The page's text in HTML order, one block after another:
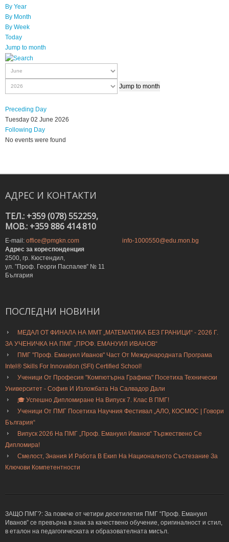
By Year
By Month
By Week
Today
Jump to month
Jump to month
Preceding Day
Tuesday 02 June 2026
Following Day
No events were found
АДРЕС И КОНТАКТИ
ТЕЛ.: +359 (078) 552259,
MOB.: +359 886 414 810
E-mail: office@pmgkn.com
info-1000550@edu.mon.bg
Адрес за кореспонденция
2500, гр. Кюстендил,
ул. ”Проф. Георги Паспалев” № 11
България
ПОСЛЕДНИ НОВИНИ
МЕДАЛ ОТ ФИНАЛА НА ММТ „МАТЕМАТИКА БЕЗ ГРАНИЦИ“ - 2026 Г.
ЗА УЧЕНИЧКА НА ПМГ „ПРОФ. ЕМАНУИЛ ИВАНОВ“
ПМГ "Проф. Емануил Иванов" Част От Международната Програма
Intel® Skills For Innovation (SFI) Certified School!
Ученици От Професия "Компютърна Графика" Посетиха Технически
Университет - София И Изложбата На Салвадор Дали
🎓 Успешно Дипломиране На Випуск 7. Клас В ПМГ!
Ученици От ПМГ Посетиха Научния Фестивал „АЛО, КОСМОС | Говори
България“
Випуск 2026 На ПМГ „Проф. Емануил Иванов“ Тържествено Се
Дипломира!
Смелост, Знания И Работа В Екип На Националното Състезание За
Ключови Компетентности
ЗАЩО ПМГ?: За повече от четири десетилетия ПМГ “Проф. Емануил
Иванов” се превърна в знак за качествено обучение, оригиналност и стил,
в еталон на педагогическата и образователната мисъл.